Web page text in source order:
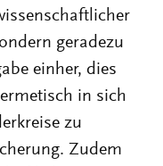
geradezu
einher, dies
in sich
zu
Zudem